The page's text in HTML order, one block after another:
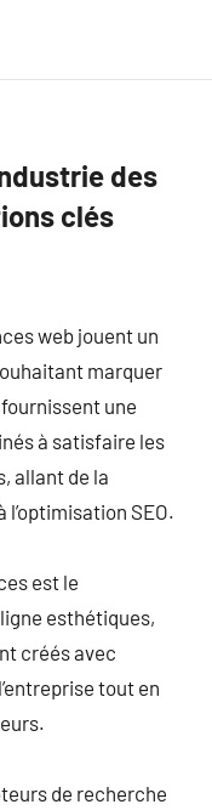
des
clés
web jouent un
marquer
une
à satisfaire les
allant de la
SEO.
est le
esthétiques,
créés avec
tout en
de recherche